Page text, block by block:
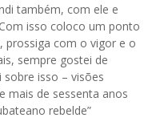
também, com ele e
isso coloco um ponto
prossiga com o vigor e o
sempre gostei de
isso – visões
mais de sessenta anos
rebelde”